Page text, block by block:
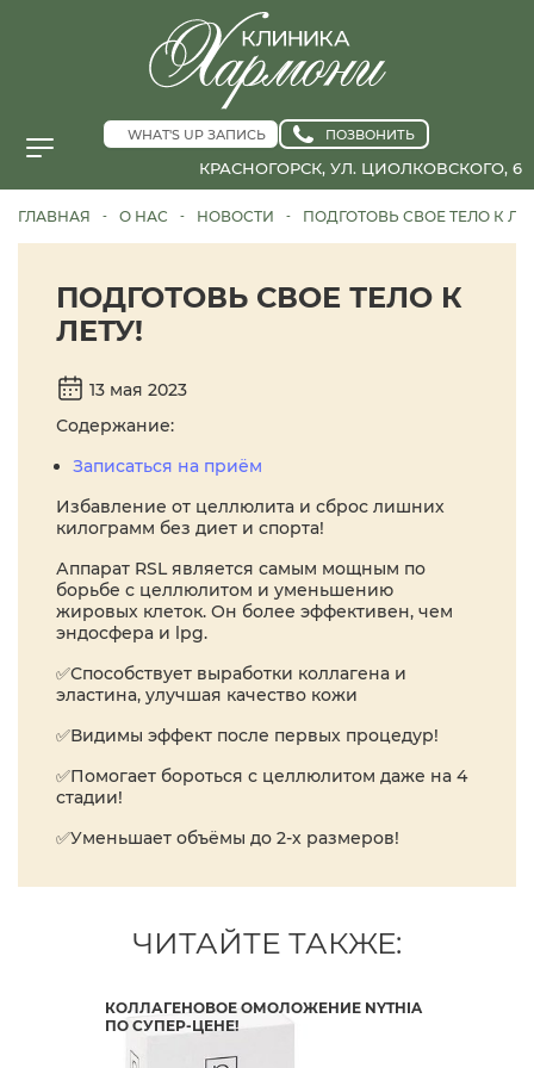
WHAT'S UP ЗАПИСЬ ПОЗВОНИТЬ
КРАСНОГОРСК, УЛ. ЦИОЛКОВСКОГО, 6
ГЛАВНАЯ - О НАС - НОВОСТИ - ПОДГОТОВЬ СВОЕ ТЕЛО К
ПОДГОТОВЬ СВОЕ ТЕЛО К
ЛЕТУ!
13 мая 2023
Содержание:
Записаться на приём
Избавление от целлюлита и сброс лишних
килограмм без диет и спорта!
Аппарат RSL является самым мощным по
борьбе с целлюлитом и уменьшению
жировых клеток. Он более эффективен, чем
эндосфера и lpg.
✅Способствует выработки коллагена и
эластина, улучшая качество кожи
✅Видимы эффект после первых процедур!
✅Помогает бороться с целлюлитом даже на 4
стадии!
✅Уменьшает объёмы до 2-х размеров!
ЧИТАЙТЕ ТАКЖЕ:
КОЛЛАГЕНОВОЕ ОМОЛОЖЕНИЕ NYTHIA
ПО СУПЕР-ЦЕНЕ!